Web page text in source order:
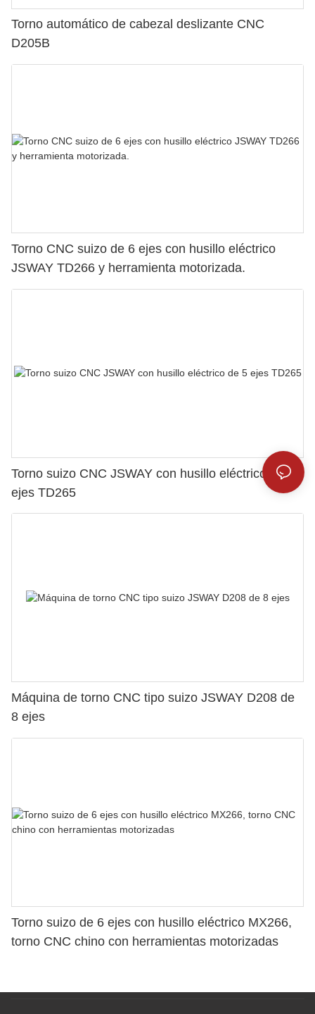
Torno automático de cabezal deslizante CNC
D205B
Torno CNC suizo de 6 ejes con husillo eléctrico
JSWAY TD266 y herramienta motorizada.
Torno suizo CNC JSWAY con husillo eléctrico de 5
ejes TD265
Máquina de torno CNC tipo suizo JSWAY D208 de
8 ejes
Torno suizo de 6 ejes con husillo eléctrico MX266,
torno CNC chino con herramientas motorizadas